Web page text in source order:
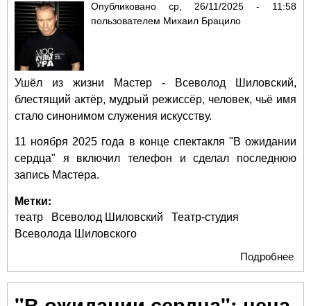
Опубликовано ср, 26/11/2025 - 11:58
пользователем Михаил Брацило
Ушёл из жизни Мастер - Всеволод Шиловский,
блестящий актёр, мудрый режиссёр, человек, чьё имя
стало синонимом служения искусству.
11 ноября 2025 года в конце спектакля "В ожидании
сердца" я включил телефон и сделал последнюю
запись Мастера.
Метки:
театр Всеволод Шиловский
Театр-студия
Всеволода Шиловского
Подробнее